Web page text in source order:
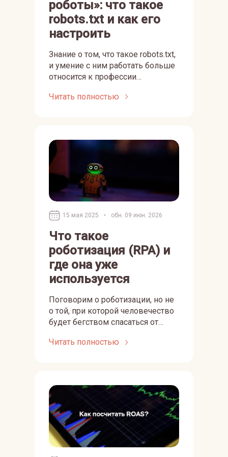
роботы»: что такое
robots.txt и как его
настроить
Знание о том, что такое robots.txt,
и умение с ним работать больше
относится к профессии
специалист — это универсальный
сегодня разбираемся в
предназначении и настройке
файла robots.txt.
Читать полностью
15 мая 2025 • обн. 09 июн. 2026
Что такое
роботизация (RPA) и
где она уже
используется
Поговорим о роботизации, но не
о той, при которой человечество
будет бегством спасаться от
пулеметами на спине, а о
сегодня.
Читать полностью